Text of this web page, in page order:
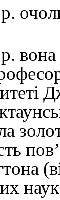
вона